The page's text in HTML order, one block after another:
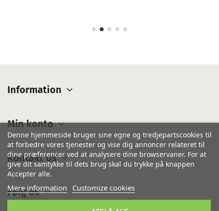
Information
Min konto
Kontakt os
Denne hjemmeside bruger sine egne og tredjepartscookies til
at forbedre vores tjenester og vise dig annoncer relateret til
dine præferencer ved at analysere dine browservaner. For at
give dit samtykke til dets brug skal du trykke på knappen
Accepter alle.
Mere information Customize cookies
Følg os